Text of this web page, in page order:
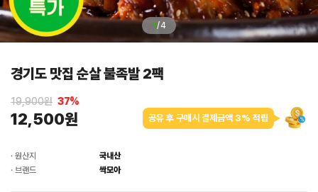
1 /4
경기도 맛집 순살 불족발 2팩
19,900원 37%
12,500원 공유 후 구매시 결제금액 3% 적립
· 원산지
국내산
· 브랜드
싹모아